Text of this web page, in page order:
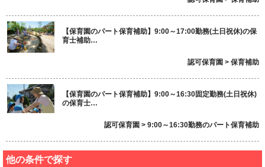
【保育園のパート保育補助】9:00～17:00勤務(土日祝休)の保
育士補助…
認可保育園 > 保育補助
【保育園のパート保育補助】9:00～16:30固定勤務(土日祝休)
の保育士…
認可保育園 > 9:00～16:30勤務のパート保育補助
他の条件で探す